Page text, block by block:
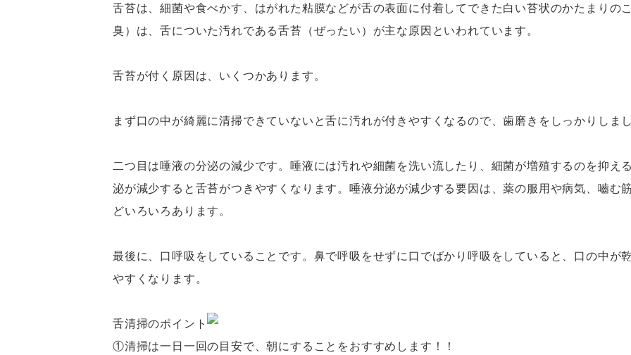
舌苔は、細菌や食べかす、はがれた粘膜などが舌の表面に付着してできた白い苔状のかたまりの
臭）は、舌についた汚れである舌苔（ぜったい）が主な原因といわれています。
舌苔が付く原因は、いくつかあります。
まず口の中が綺麗に清掃できていないと舌に汚れが付きやすくなるので、歯磨きをしっかりしまし
二つ目は唾液の分泌の減少です。唾液には汚れや細菌を洗い流したり、細菌が増殖するのを抑え
泌が減少すると舌苔がつきやすくなります。唾液分泌が減少する要因は、薬の服用や病気、嚙む
どいろいろあります。
最後に、口呼吸をしていることです。鼻で呼吸をせずに口でばかり呼吸をしていると、口の中が
やすくなります。
舌清掃のポイント
①清掃は一日一回の目安で、朝にすることをおすすめします！！